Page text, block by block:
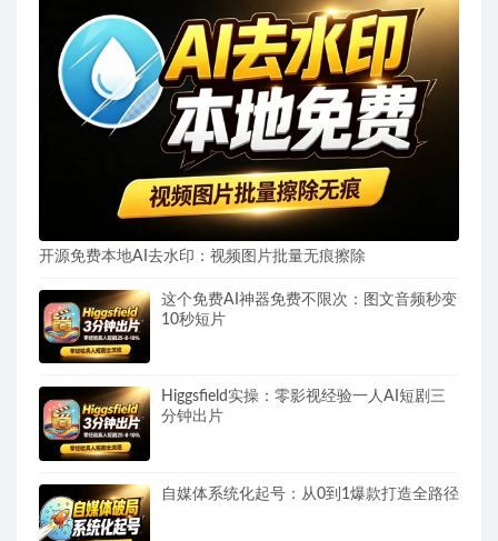
开源免费本地AI去水印：视频图片批量无痕擦除
这个免费AI神器免费不限次：图文音频秒变
10秒短片
Higgsfield实操：零影视经验一人AI短剧三
分钟出片
自媒体系统化起号：从0到1爆款打造全路径